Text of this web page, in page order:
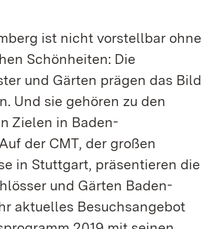
ist nicht vorstellbar ohne
Schönheiten: Die
und Gärten prägen das Bild
Und sie gehören zu den
Zielen in Baden-
der CMT, der großen
in Stuttgart, präsentieren die
und Gärten Baden-
aktuelles Besuchsangebot